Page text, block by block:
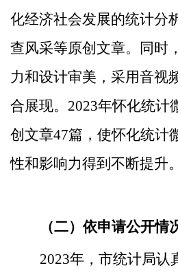
化经济社会发展的统计分
查风采等原创文章。同时
力和设计审美，采用音视
合展现。2023年怀化统计
创文章47篇，使怀化统计
性和影响力得到不断提升。
（二）依申请公开情
2023年， 市统计局认